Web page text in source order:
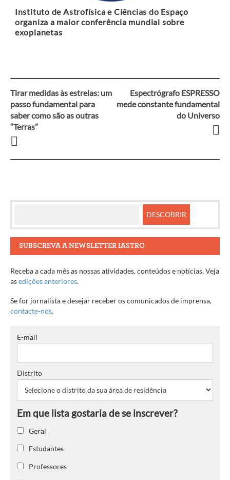
Instituto de Astrofísica e Ciências do Espaço
organiza a maior conferência mundial sobre
exoplanetas
Navegação
entre
artigos
Tirar medidas às estrelas: um
passo fundamental para
saber como são as outras
“Terras”
Espectrógrafo ESPRESSO
mede constante fundamental
do Universo
SUBSCREVA A NEWSLETTER IASTRO
Receba a cada mês as nossas atividades, conteúdos e notícias. Veja
asedições anteriores.
Se for jornalista e desejar receber os comunicados de imprensa,
contacte-nos.
E-mail
Distrito
Geral
Estudantes
Professores